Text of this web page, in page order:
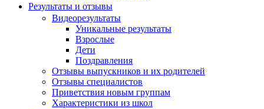
Результаты и отзывы
Видеорезультаты
Уникальные результаты
Взрослые
Дети
Поздравления
Отзывы выпускников и их родителей
Отзывы специалистов
Приветствия новым группам
Характеристики из школ